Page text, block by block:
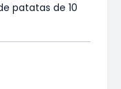
patatas de 10